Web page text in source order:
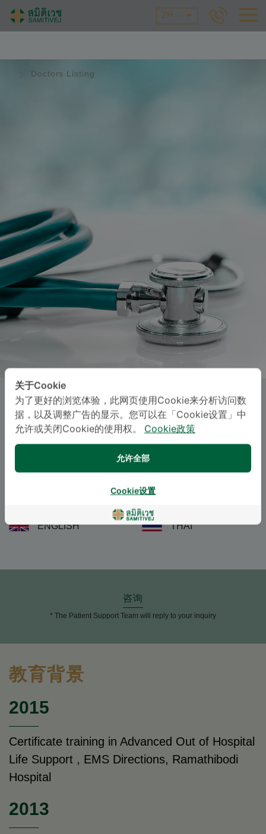
ZH
Doctors Listing
SOMPORN BORWORNSRISUK,
M.D.
Specialties: Emergency Medicine
Emergency Medicine
ENGLISH THAI
咨询
* The Patient Support Team will reply to your inquiry
教育背景
2015
Certificate training in Advanced Out of Hospital
Life Support , EMS Directions, Ramathibodi
Hospital
2013
关于Cookie
为了更好的浏览体验，此网页使用Cookie来分析访问数
据，以及调整广告的显示。您可以在「Cookie设置」中
允许或关闭Cookie的使用权。
Cookie政策
允许全部
Cookie设置